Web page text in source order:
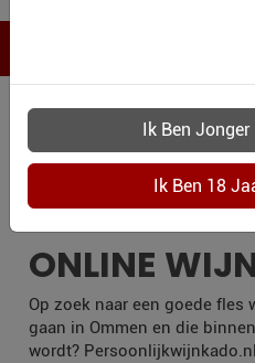
WIJN BLOG
WIJN OUTLET
PERSOONLIJK-
WIJN-
KADOBON
CONTACT
OMMEN
ONLINE
Op zoek naar een goede
gaan in Ommen en die
wordt?